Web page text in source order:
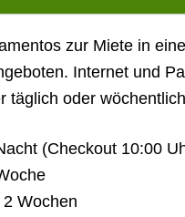
zur Miete in
Internet und
täglich oder
(Checkout 10:00
Wochen